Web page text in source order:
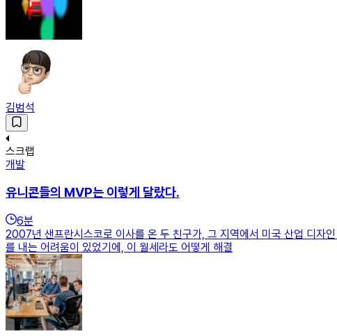
김범석
스크랩
개발
유니콘들의 MVP는 이렇게 달랐다.
6분
2007년 샌프란시스코로 이사를 온 두 친구가, 그 지역에서 미국 산업 디자
를 내는 어려움이 있었기에, 이 월세라도 어떻게 해결